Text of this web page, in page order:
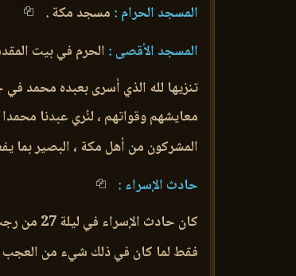
المسجد الحرام : مسجد مكة .
المسجد الأقصى :الحرم في بيت
تنزيها لله الذي أسرى بعبده محمد
معايشهم وقواتهم ، لنُري عبدنا
المشركون من أهل مكة ، البصير بما
حادث الإسراء :
كان
فقط لما كان في ذلك شيء من العجب